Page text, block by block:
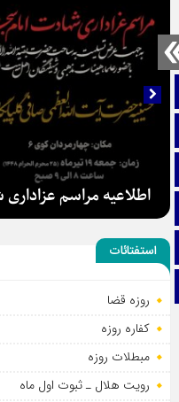
صفحه نخست
تماس با ما
آپارات
اینستاگرام
اطلاعیه مراسم
استفتائات
روزه قضا
کفاره روزه
مبطلات روزه
رویت هلال ـ ثبوت اول ماه